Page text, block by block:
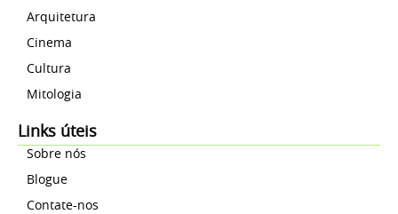
Arquitetura
Cinema
Cultura
Mitologia
Links úteis
Sobre nós
Blogue
Contate-nos